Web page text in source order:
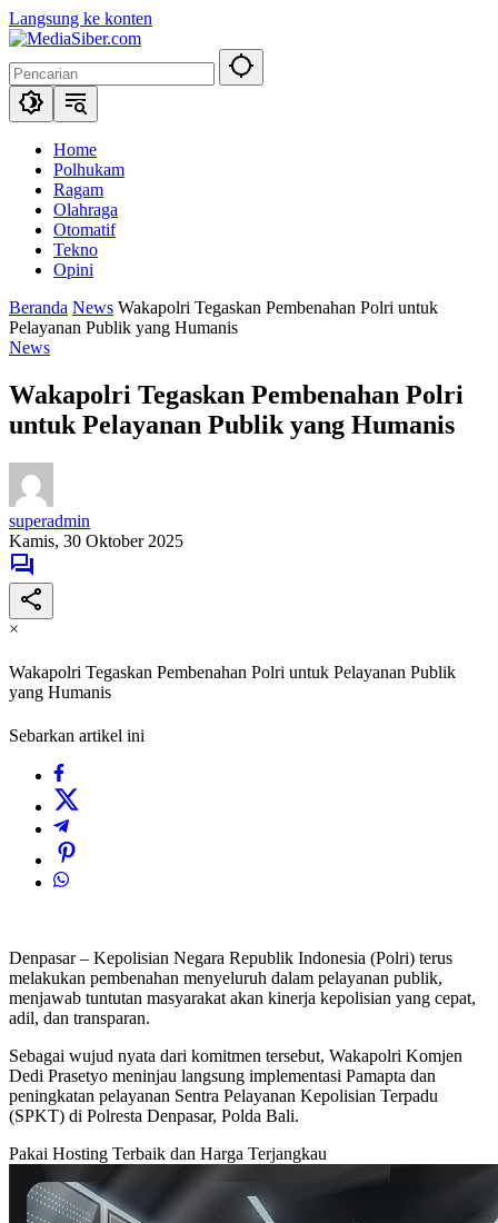
Langsung ke konten
Home
Polhukam
Ragam
Olahraga
Otomatif
Tekno
Opini
Beranda News Wakapolri Tegaskan Pembenahan Polri untuk
Pelayanan Publik yang Humanis
News
Wakapolri Tegaskan Pembenahan Polri
untuk Pelayanan Publik yang Humanis
superadmin
Kamis, 30 Oktober 2025
×
Wakapolri Tegaskan Pembenahan Polri untuk Pelayanan Publik
yang Humanis
Sebarkan artikel ini
Denpasar – Kepolisian Negara Republik Indonesia (Polri) terus
melakukan pembenahan menyeluruh dalam pelayanan publik,
menjawab tuntutan masyarakat akan kinerja kepolisian yang cepat,
adil, dan transparan.
Sebagai wujud nyata dari komitmen tersebut, Wakapolri Komjen
Dedi Prasetyo meninjau langsung implementasi Pamapta dan
peningkatan pelayanan Sentra Pelayanan Kepolisian Terpadu
(SPKT) di Polresta Denpasar, Polda Bali.
Pakai Hosting Terbaik dan Harga Terjangkau